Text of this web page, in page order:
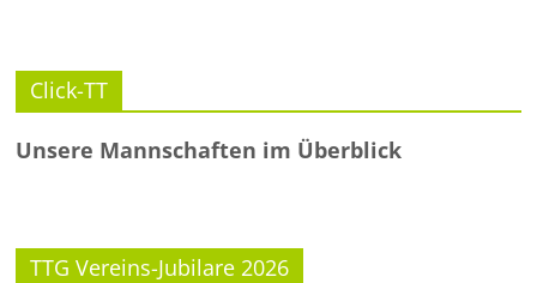
Click-TT
Unsere Mannschaften im Überblick
TTG Vereins-Jubilare 2026